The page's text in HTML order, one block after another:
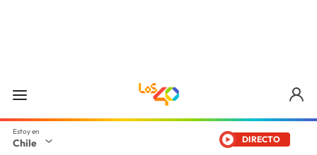
Chile DIRECTO